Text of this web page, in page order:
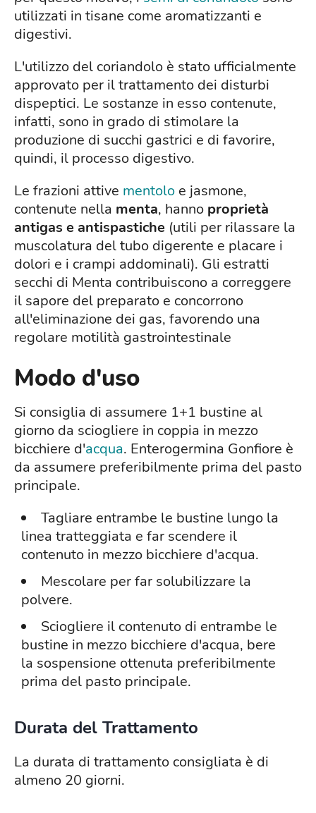
utilizzati in tisane come aromatizzanti e
digestivi.
L'utilizzo del coriandolo è stato ufficialmente
approvato per il trattamento dei disturbi
dispeptici. Le sostanze in esso contenute,
infatti, sono in grado di stimolare la
produzione di succhi gastrici e di favorire,
quindi, il processo digestivo.
Le frazioni attive mentolo e jasmone,
contenute nella menta, hanno proprietà
antigas e antispastiche (utili per rilassare la
muscolatura del tubo digerente e placare i
dolori e i crampi addominali). Gli estratti
secchi di Menta contribuiscono a correggere
il sapore del preparato e concorrono
all'eliminazione dei gas, favorendo una
regolare motilità gastrointestinale
Modo d'uso
Si consiglia di assumere 1+1 bustine al
giorno da sciogliere in coppia in mezzo
bicchiere d'acqua. Enterogermina Gonfiore è
da assumere preferibilmente prima del pasto
principale.
Tagliare entrambe le bustine lungo la
linea tratteggiata e far scendere il
contenuto in mezzo bicchiere d'acqua.
Mescolare per far solubilizzare la
polvere.
Sciogliere il contenuto di entrambe le
bustine in mezzo bicchiere d'acqua, bere
la sospensione ottenuta preferibilmente
prima del pasto principale.
Durata del Trattamento
La durata di trattamento consigliata è di
almeno 20 giorni.